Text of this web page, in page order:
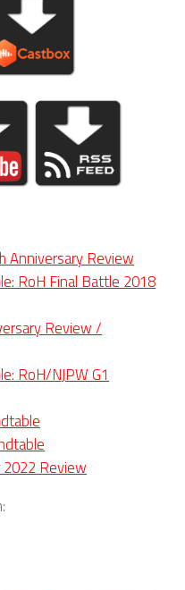
Anniversary Review
RoH Final Battle 2018
Review /
RoH/NJPW G1
Review